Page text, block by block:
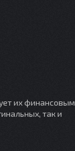
их финансовым
так и